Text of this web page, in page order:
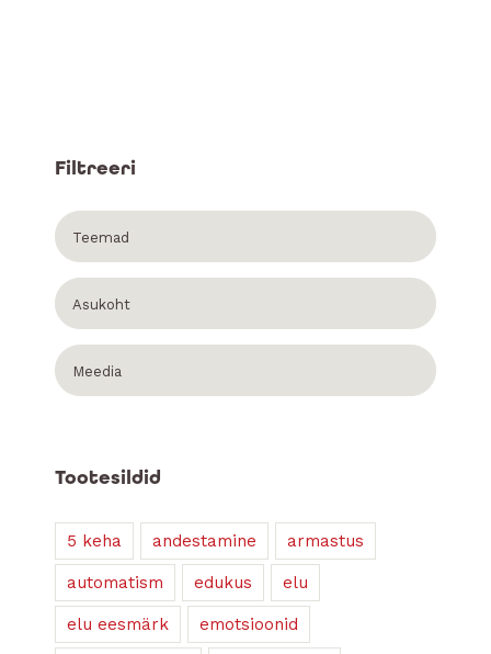
Filtreeri
Teemad
Asukoht
Meedia
Tootesildid
5 keha andestamine armastus
automatism edukus elu
elu eesmärk emotsioonid